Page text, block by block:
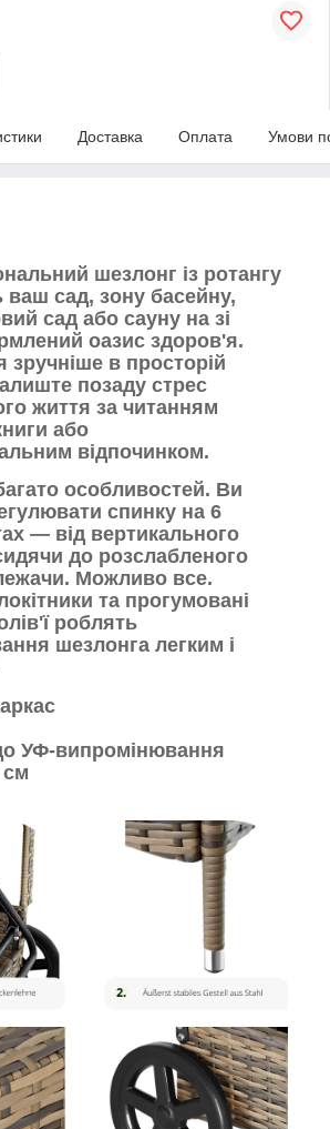
Доставка Оплата Умови
шезлонг із ротангу
ваш сад, зону басейну,
сад або сауну на зі
оазис здоров'я.
зручніше в просторій
позаду стрес
життя за читанням
або
відпочинком.
особливостей. Ви
спинку на 6
— від вертикального
до розслабленого
Можливо все.
та прогумовані
роблять
шезлонга легким і
каркас
УФ-випромінювання
см